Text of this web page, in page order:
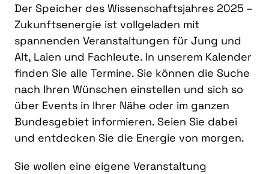
Der Speicher des Wissenschaftsjahres 2025 –
Zukunftsenergie ist vollgeladen mit
spannenden Veranstaltungen für Jung und
Alt, Laien und Fachleute. In unserem Kalender
finden Sie alle Termine. Sie können die Suche
nach Ihren Wünschen einstellen und sich so
über Events in Ihrer Nähe oder im ganzen
Bundesgebiet informieren. Seien Sie dabei
und entdecken Sie die Energie von morgen.
Sie wollen eine eigene Veranstaltung